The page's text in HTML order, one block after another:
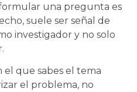
una pregunta es
suele ser señal de
investigador y no solo
el que sabes el tema
el problema, no